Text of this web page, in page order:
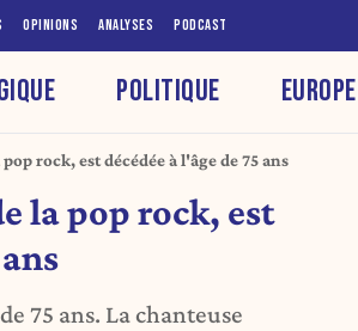
OPINIONS ANALYSES PODCAST
POLITIQUE EUROPE
rock, est décédée à l'âge de 75 ans
la pop rock, est
75 ans. La chanteuse